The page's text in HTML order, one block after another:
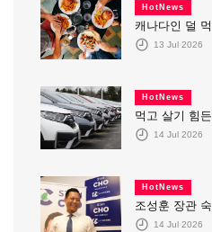
HotNews
캐나다인 덜
13 Jul 2026
HotNews
먹고 살기 힘
14 Jul 2026
HotNews
조성훈 장관
14 Jul 2026